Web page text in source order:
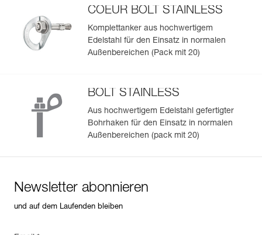
Verfügbar für Bohrhaken mit 10 oder 12 mm
Durchmesser.
Hinweis: Für im Pack verkaufte Artikel ist der
Einfache Verwaltung und Überprüfung Ihrer PSA
automatisch hochgeladen.
Importieren und exportieren Sie problemlos die Daten
Ihrer vorhandenen PSA-Bestände.
Sehen Sie sich die Geschichte eines Produkts ab dem
Mehr erfahren
COEUR BOLT STAINLESS
Komplettanker aus hochwertigem
Edelstahl für den Einsatz in normalen
Außenbereichen (Pack mit 20)
BOLT STAINLESS
Aus hochwertigem Edelstahl gefertigter
Bohrhaken für den Einsatz in normalen
Außenbereichen (pack mit 20)
Newsletter abonnieren
und auf dem Laufenden bleiben